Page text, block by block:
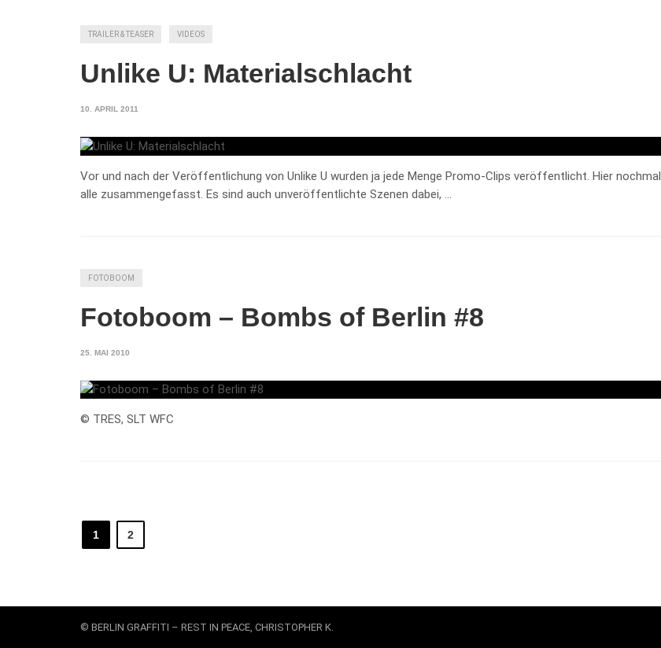
TRAILER & TEASER VIDEOS
Unlike U: Materialschlacht
10. APRIL 2011
Vor und nach der Veröffentlichung von Unlike U wurden ja jede Menge Promo-Clips veröffentlicht. Hier nochmal
alle zusammengefasst. Es sind auch unveröffentlichte Szenen dabei, …
FOTOBOOM
Fotoboom – Bombs of Berlin #8
25. MAI 2010
© TRES, SLT WFC
1 2
© BERLIN GRAFFITI – REST IN PEACE, CHRISTOPHER K.